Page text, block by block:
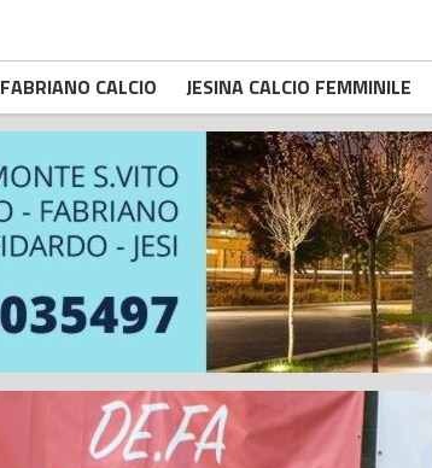
FABRIANO CALCIO JESINA CALCIO FEMMINILE